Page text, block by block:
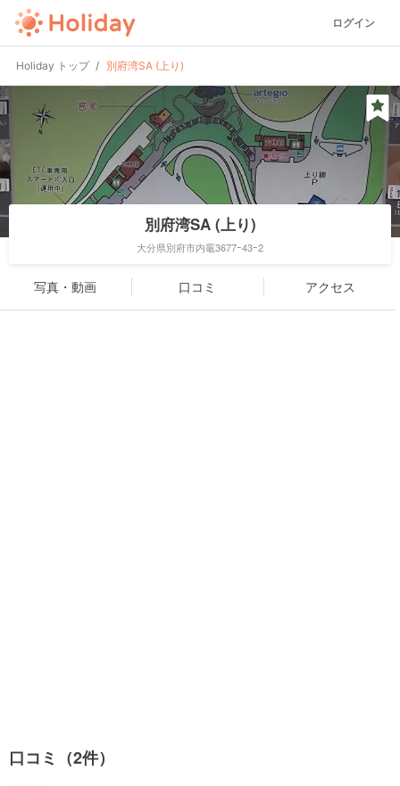
ログイン
Holiday トップ 別府湾SA (上り)
別府湾SA (上り)
大分県別府市内竈3677ｰ43ｰ2
写真・動画 口コミ アクセス
口コミ（2件）